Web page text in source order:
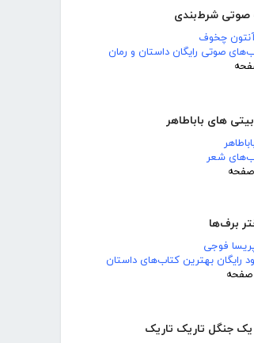
صوتی شرط‌بندی
چخوف
صوتی رایگان داستان و رمان
های باباطاهر
شعر
برف‌ها
فوجی
رایگان بهترین کتاب‌های داستان
یک جنگل تاریک تاریک